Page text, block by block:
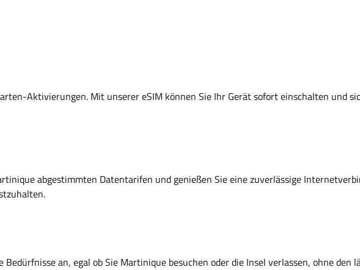
Aktivierungen. Mit unserer eSIM können Sie Ihr Gerät sofort einschalten und
abgestimmten Datentarifen und genießen Sie eine zuverlässige
an, egal ob Sie Martinique besuchen oder die Insel verlassen, ohne den